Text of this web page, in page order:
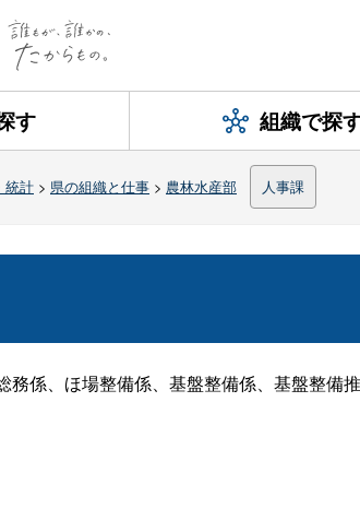
す 組織で探
統計 > 県の組織と仕事 > 農林水産部 人事課
係、ほ場整備係、基盤整備係、基盤整備